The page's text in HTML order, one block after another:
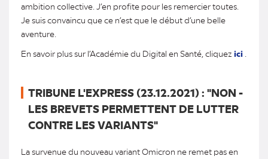
ambition collective. J’en profite pour les remercier toutes.
Je suis convaincu que ce n’est que le début d’une belle
aventure.
En savoir plus sur l’Académie du Digital en Santé, cliquez ici
TRIBUNE L'EXPRESS (23.12.2021) : "NON -
LES BREVETS PERMETTENT DE LUTTER
CONTRE LES VARIANTS"
La survenue du nouveau variant Omicron ne remet pas en